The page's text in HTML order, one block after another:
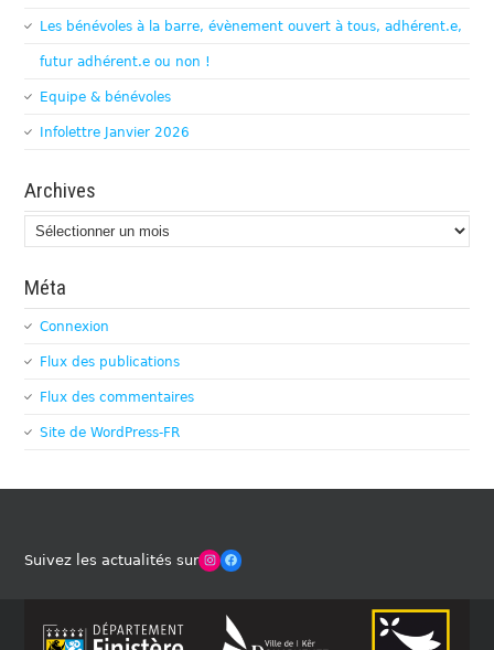
Les bénévoles à la barre, évènement ouvert à tous, adhérent.e,
futur adhérent.e ou non !
Equipe & bénévoles
Infolettre Janvier 2026
Archives
Archives
Méta
Connexion
Flux des publications
Flux des commentaires
Site de WordPress-FR
Suivez les actualités surWinches Club OfficielFacebook